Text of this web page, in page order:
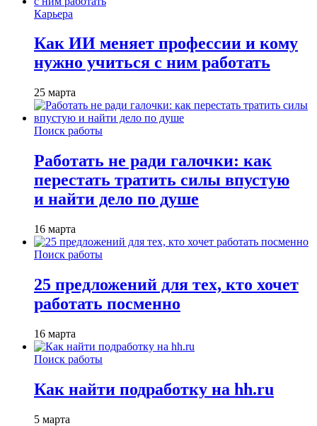
Карьера
Как ИИ меняет профессии и кому
нужно учиться с ним работать
25 марта
Поиск работы
Работать не ради галочки: как
перестать тратить силы впустую
и найти дело по душе
16 марта
Поиск работы
25 предложений для тех, кто хочет
работать посменно
16 марта
Поиск работы
Как найти подработку на hh.ru
5 марта